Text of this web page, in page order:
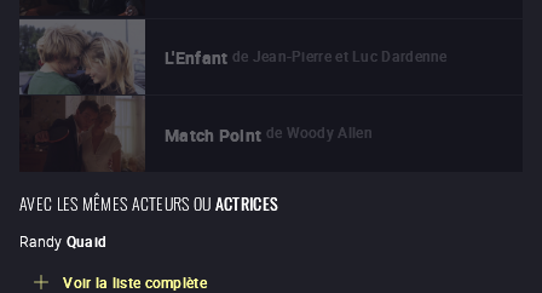
L'Enfant de Jean-Pierre et Luc Dardenne
Match Point de Woody Allen
AVEC LES MÊMES ACTEURS OUACTRICES
Randy Quaid
Voir la liste complète